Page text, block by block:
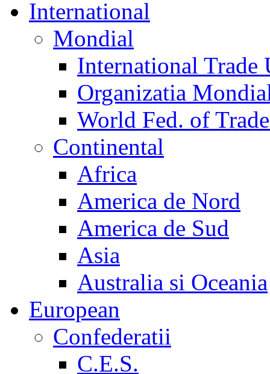
International
Mondial
International Trade
Organizatia
World Fed. of
Continental
Africa
America de Nord
America de Sud
Asia
Australia si Oceania
European
Confederatii
C.E.S.